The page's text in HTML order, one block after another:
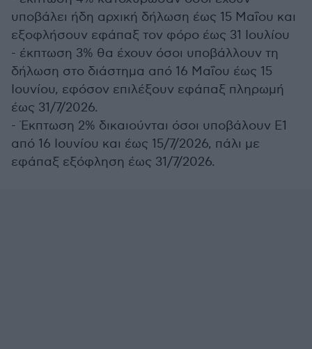
υποβάλει ήδη αρχική δήλωση έως 15 Μαΐου και
εξοφλήσουν εφάπαξ τον φόρο έως 31 Ιουλίου
- έκπτωση 3% θα έχουν όσοι υποβάλλουν τη
δήλωση στο διάστημα από 16 Μαΐου έως 15
Ιουνίου, εφόσον επιλέξουν εφάπαξ πληρωμή
έως 31/7/2026.
- Έκπτωση 2% δικαιούνται όσοι υποβάλουν Ε1
από 16 Ιουνίου και έως 15/7/2026, πάλι με
εφάπαξ εξόφληση έως 31/7/2026.